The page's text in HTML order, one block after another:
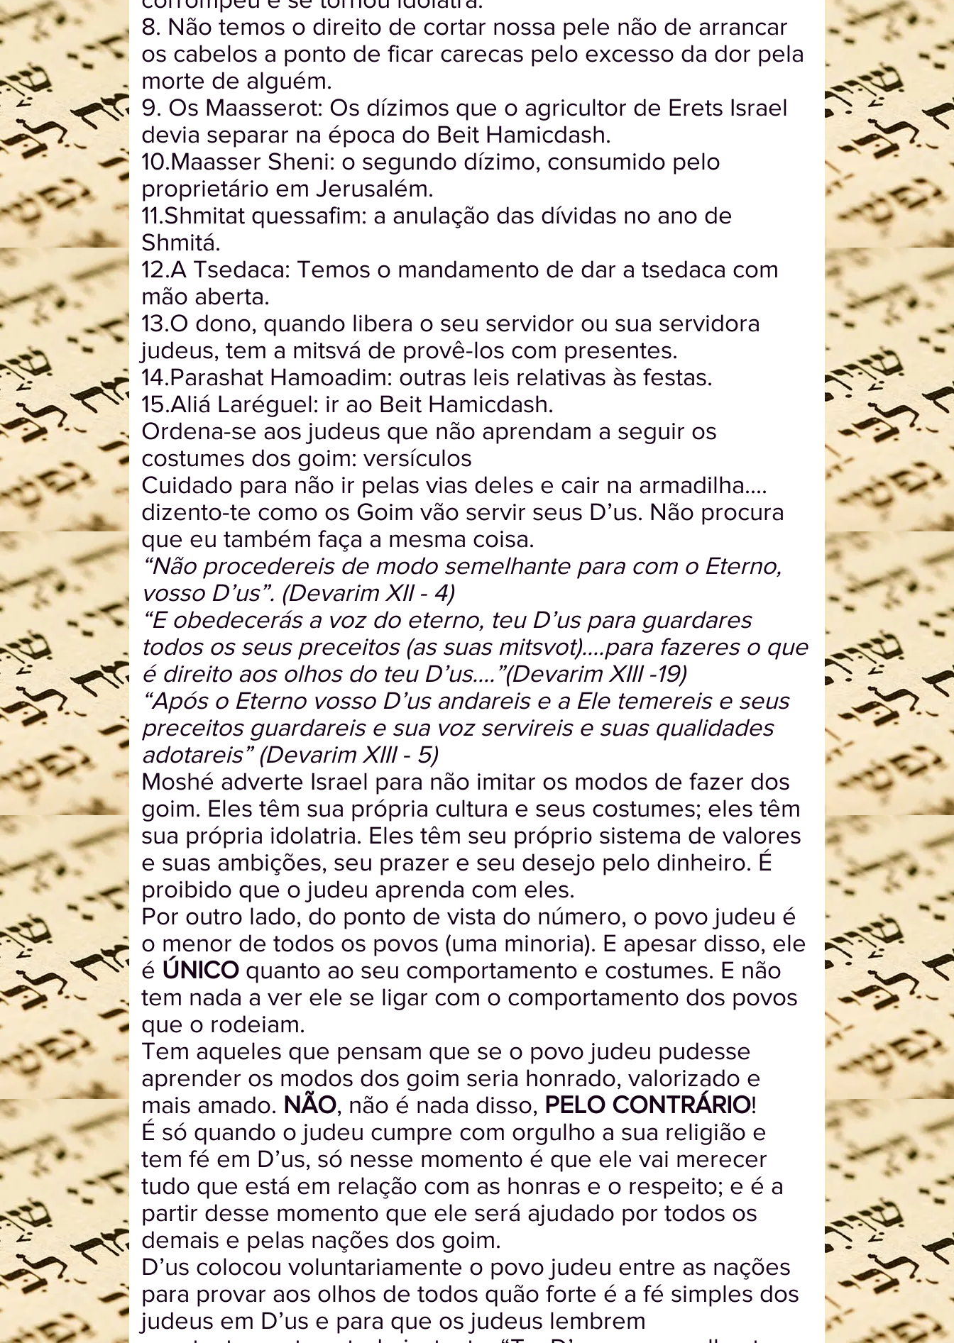
8. Não temos o direito de cortar nossa pele não de arrancar
os cabelos a ponto de ficar carecas pelo excesso da dor pela
morte de alguém.
9. Os Maasserot: Os dízimos que o agricultor de Erets Israel
devia separar na época do Beit Hamicdash.
10.Maasser Sheni: o segundo dízimo, consumido pelo
proprietário em Jerusalém.
11.Shmitat quessafim: a anulação das dívidas no ano de
Shmitá.
12.A Tsedaca: Temos o mandamento de dar a tsedaca com
mão aberta.
13.O dono, quando libera o seu servidor ou sua servidora
judeus, tem a mitsvá de provê-los com presentes.
14.Parashat Hamoadim: outras leis relativas às festas.
15.Aliá Laréguel: ir ao Beit Hamicdash.
Ordena-se aos judeus que não aprendam a seguir os
costumes dos goim: versículos
Cuidado para não ir pelas vias deles e cair na armadilha....
dizento-te como os Goim vão servir seus D’us. Não procura
que eu também faça a mesma coisa.
“Não procedereis de modo semelhante para com o Eterno,
vosso D’us”. (Devarim XII - 4)
“E obedecerás a voz do eterno, teu D’us para guardares
todos os seus preceitos (as suas mitsvot)....para fazeres o que
é direito aos olhos do teu D’us....”(Devarim XIII -19)
“Após o Eterno vosso D’us andareis e a Ele temereis e seus
preceitos guardareis e sua voz servireis e suas qualidades
adotareis” (Devarim XIII - 5)
Moshé adverte Israel para não imitar os modos de fazer dos
goim. Eles têm sua própria cultura e seus costumes; eles têm
sua própria idolatria. Eles têm seu próprio sistema de valores
e suas ambições, seu prazer e seu desejo pelo dinheiro. É
proibido que o judeu aprenda com eles.
Por outro lado, do ponto de vista do número, o povo judeu é
o menor de todos os povos (uma minoria). E apesar disso, ele
é ÚNICO quanto ao seu comportamento e costumes. E não
tem nada a ver ele se ligar com o comportamento dos povos
que o rodeiam.
Tem aqueles que pensam que se o povo judeu pudesse
aprender os modos dos goim seria honrado, valorizado e
mais amado. NÃO, não é nada disso, PELO CONTRÁRIO!
É só quando o judeu cumpre com orgulho a sua religião e
tem fé em D’us, só nesse momento é que ele vai merecer
tudo que está em relação com as honras e o respeito; e é a
partir desse momento que ele será ajudado por todos os
demais e pelas nações dos goim.
D’us colocou voluntariamente o povo judeu entre as nações
para provar aos olhos de todos quão forte é a fé simples dos
judeus em D’us e para que os judeus lembrem